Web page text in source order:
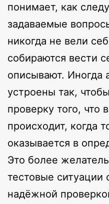
понимает, как
задаваемые
никогда не вели
собираются вести
описывают. Иногда
устроены так,
проверку того, что
происходит, когда
оказывается в
Это более
тестовые ситуации
надёжной